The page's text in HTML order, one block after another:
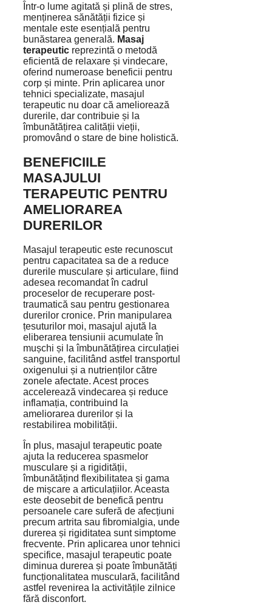
Într-o lume agitată și plină de stres,
menținerea sănătății fizice și
mentale este esențială pentru
bunăstarea generală. Masaj
terapeutic reprezintă o metodă
eficientă de relaxare și vindecare,
oferind numeroase beneficii pentru
corp și minte. Prin aplicarea unor
tehnici specializate, masajul
terapeutic nu doar că ameliorează
durerile, dar contribuie și la
îmbunătățirea calității vieții,
promovând o stare de bine holistică.
BENEFICIILE
MASAJULUI
TERAPEUTIC PENTRU
AMELIORAREA
DURERILOR
Masajul terapeutic este recunoscut
pentru capacitatea sa de a reduce
durerile musculare și articulare, fiind
adesea recomandat în cadrul
proceselor de recuperare post-
traumatică sau pentru gestionarea
durerilor cronice. Prin manipularea
țesuturilor moi, masajul ajută la
eliberarea tensiunii acumulate în
mușchi și la îmbunătățirea circulației
sanguine, facilitând astfel transportul
oxigenului și a nutrienților către
zonele afectate. Acest proces
accelerează vindecarea și reduce
inflamația, contribuind la
ameliorarea durerilor și la
restabilirea mobilității.
În plus, masajul terapeutic poate
ajuta la reducerea spasmelor
musculare și a rigidității,
îmbunătățind flexibilitatea și gama
de mișcare a articulațiilor. Aceasta
este deosebit de benefică pentru
persoanele care suferă de afecțiuni
precum artrita sau fibromialgia, unde
durerea și rigiditatea sunt simptome
frecvente. Prin aplicarea unor tehnici
specifice, masajul terapeutic poate
diminua durerea și poate îmbunătăți
funcționalitatea musculară, facilitând
astfel revenirea la activitățile zilnice
fără disconfort.